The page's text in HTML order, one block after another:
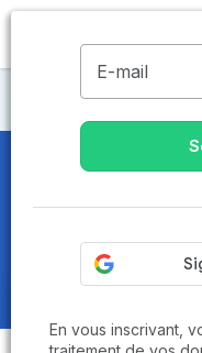
Maisons de
Maisons de
La
Obtenez
E-mail
En vous inscrivant,